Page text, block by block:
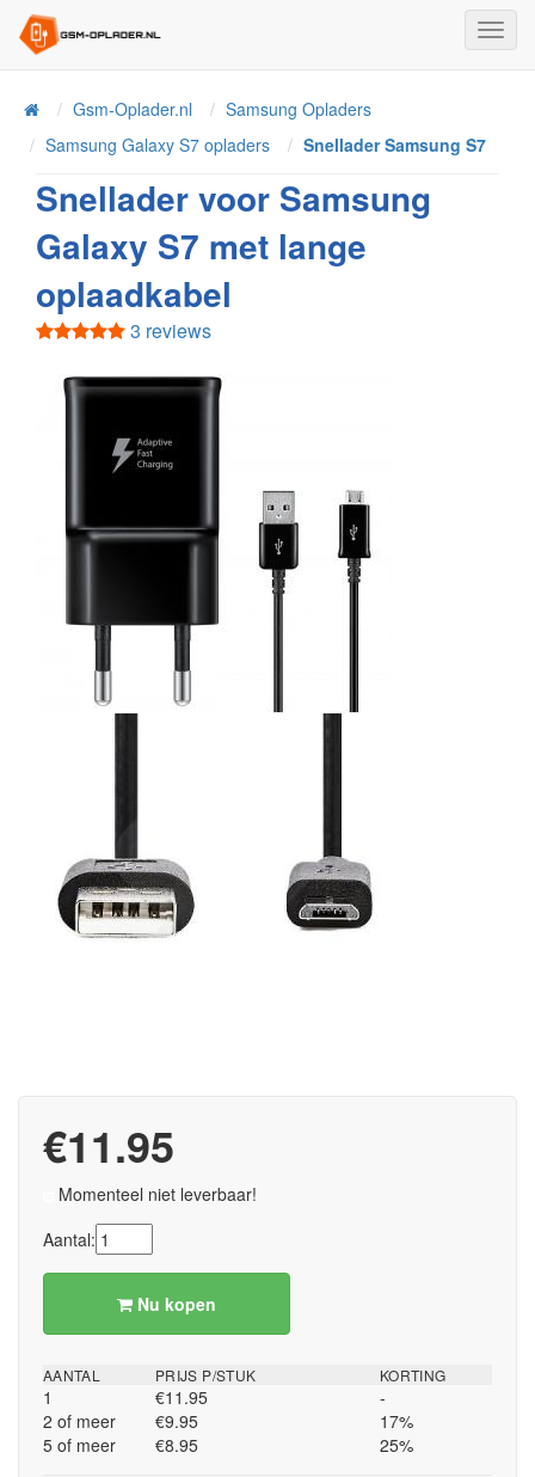
HomeGsm-Oplader.nl
Samsung Opladers
Samsung Galaxy S7 opladers
Snellader Samsung S7
Snellader voor Samsung
Galaxy S7 met lange
oplaadkabel
3 reviews
€11.95
Momenteel niet leverbaar!
Aantal:
Nu kopen
AANTAL
1
2 of meer
5 of meer
PRIJS P/STUK
€11.95
€9.95
€8.95
KORTING
-
17%
25%